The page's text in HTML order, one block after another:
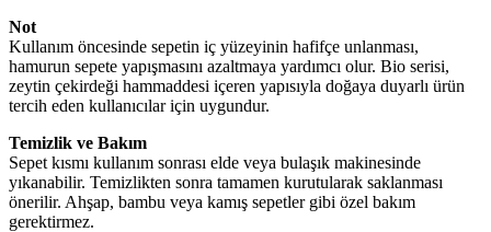
Not
Kullanım öncesinde sepetin iç yüzeyinin hafifçe unlanması,
hamurun sepete yapışmasını azaltmaya yardımcı olur. Bio serisi,
zeytin çekirdeği hammaddesi içeren yapısıyla doğaya duyarlı ürün
tercih eden kullanıcılar için uygundur.
Temizlik ve Bakım
Sepet kısmı kullanım sonrası elde veya bulaşık makinesinde
yıkanabilir. Temizlikten sonra tamamen kurutularak saklanması
önerilir. Ahşap, bambu veya kamış sepetler gibi özel bakım
gerektirmez.